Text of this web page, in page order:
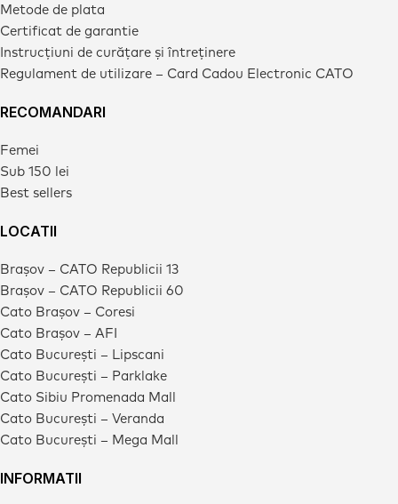
Metode de plata
Certificat de garantie
Instrucțiuni de curățare și întreținere
Regulament de utilizare – Card Cadou Electronic CATO
RECOMANDARI
Femei
Sub 150 lei
Best sellers
LOCATII
Brașov – CATO Republicii 13
Brașov – CATO Republicii 60
Cato Brașov – Coresi
Cato Brașov – AFI
Cato București – Lipscani
Cato București – Parklake
Cato Sibiu Promenada Mall
Cato București – Veranda
Cato București – Mega Mall
INFORMATII